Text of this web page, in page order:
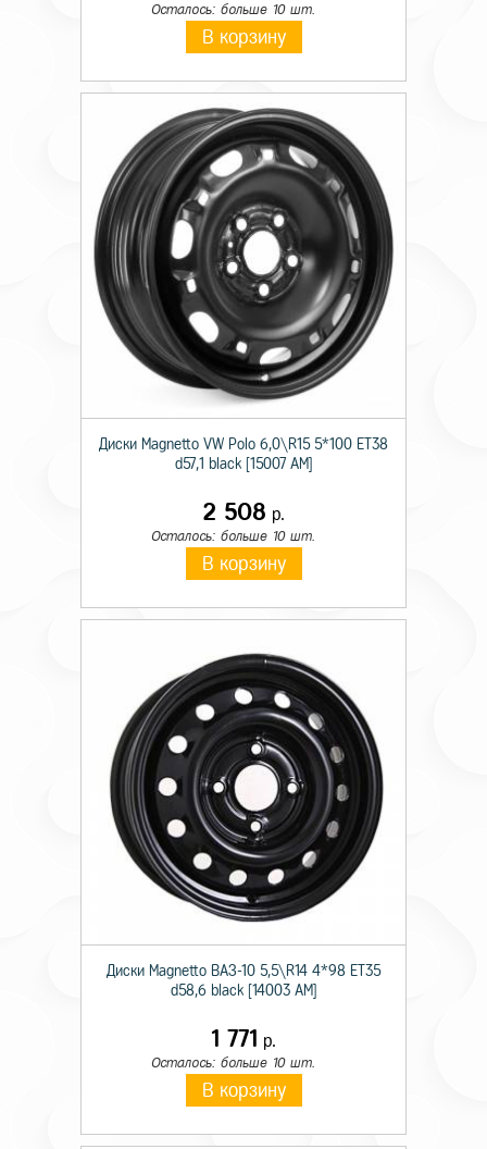
Осталось: больше 10 шт.
В корзину
Диски Magnetto VW Polo 6,0\R15 5*100 ET38
d57,1 black [15007 AM]
2 508 р.
Осталось: больше 10 шт.
В корзину
Диски Magnetto ВАЗ-10 5,5\R14 4*98 ET35
d58,6 black [14003 AM]
1 771 р.
Осталось: больше 10 шт.
В корзину